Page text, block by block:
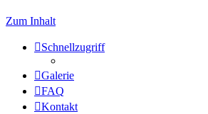
Zum Inhalt
Schnellzugriff
Galerie
FAQ
Kontakt